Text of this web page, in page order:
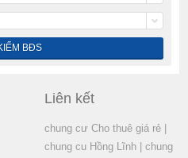
Liên kết
chung cư Cho thuê giá rẻ|
chung cu Hồng Lĩnh| chung